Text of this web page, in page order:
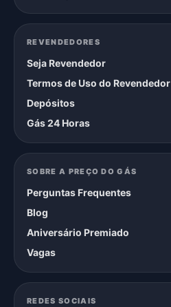
REVENDEDORES
Seja Revendedor
Termos de Uso do Revendedor
Depósitos
Gás 24 Horas
SOBRE A PREÇO DO GÁS
Perguntas Frequentes
Blog
Aniversário Premiado
Vagas
REDES SOCIAIS